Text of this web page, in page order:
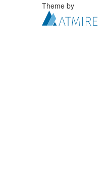
Theme by